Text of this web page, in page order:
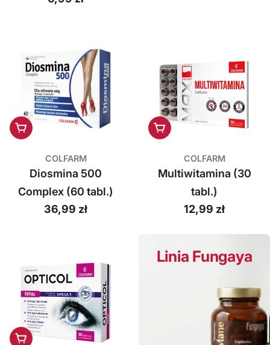
Dodaj do koszyka
COLFARM
Diosmina 500
Complex (60 tabl.)
Cena
36,99 zł
Dodaj do koszyka
COLFARM
Multiwitamina (30
tabl.)
Cena
12,99 zł
Dodaj do koszyka
Linia Fungaya